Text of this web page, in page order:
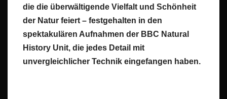
die die überwältigende Vielfalt und Schönheit
der Natur feiert – festgehalten in den
spektakulären Aufnahmen der BBC Natural
History Unit, die jedes Detail mit
unvergleichlicher Technik eingefangen haben.